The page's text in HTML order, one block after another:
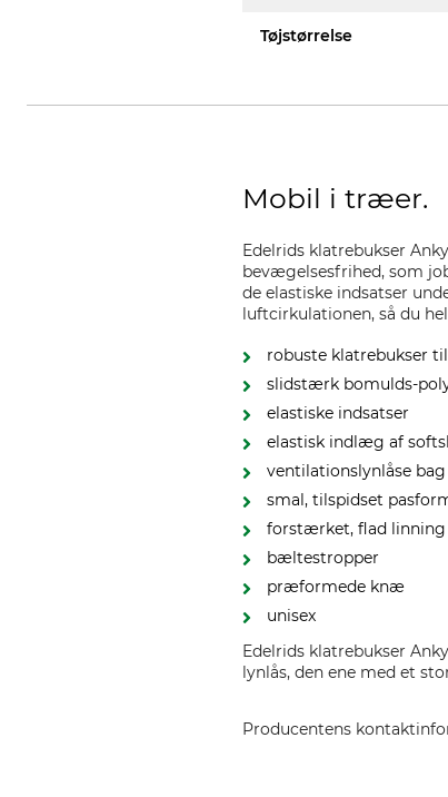
Tøjstørrelse
Mobil i træer.
Edelrids klatrebukser
bevægelsesfrihed, som
de elastiske indsatser
luftcirkulationen, så du
robuste klatrebukser
slidstærk bomulds-
elastiske indsatser
elastisk indlæg af
ventilationslynlåse
smal, tilspidset
forstærket, flad
bæltestropper
præformede knæ
unisex
Edelrids klatrebukser
lynlås, den ene med et
Producentens